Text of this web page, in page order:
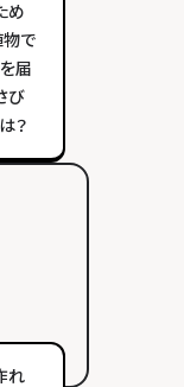
め
物で
届
び
？
れ